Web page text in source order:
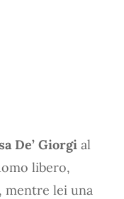
De’ Giorgi al
libero,
mentre lei una